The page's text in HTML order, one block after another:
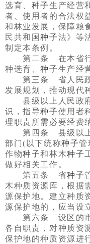
选育、 种子生产经营
者、使用者的合法权
和林业发展，保障粮
民共和国种子法》等
制定本条例。
第二条 在本省行
种选育、种子生产经
第三条 省人民政
发展规划，推动现代
县级以上人民政府
识，指导种子使用者
理职责所需必要经费
第四条 县级以上
部门(以下统称种子管
作物种子和林木种子
做好相关工作。
第五条 省种子
木种质资源库，根据
源保护地。建立种质
源保护地的，应当设
第六条 设区的市
各自职责，对种质资
保护地的种质资源进